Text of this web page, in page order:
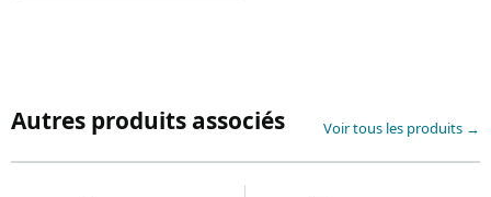
Autres produits associés Voir tous les produits →